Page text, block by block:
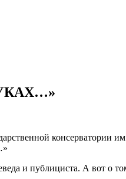
и публициста. А вот о